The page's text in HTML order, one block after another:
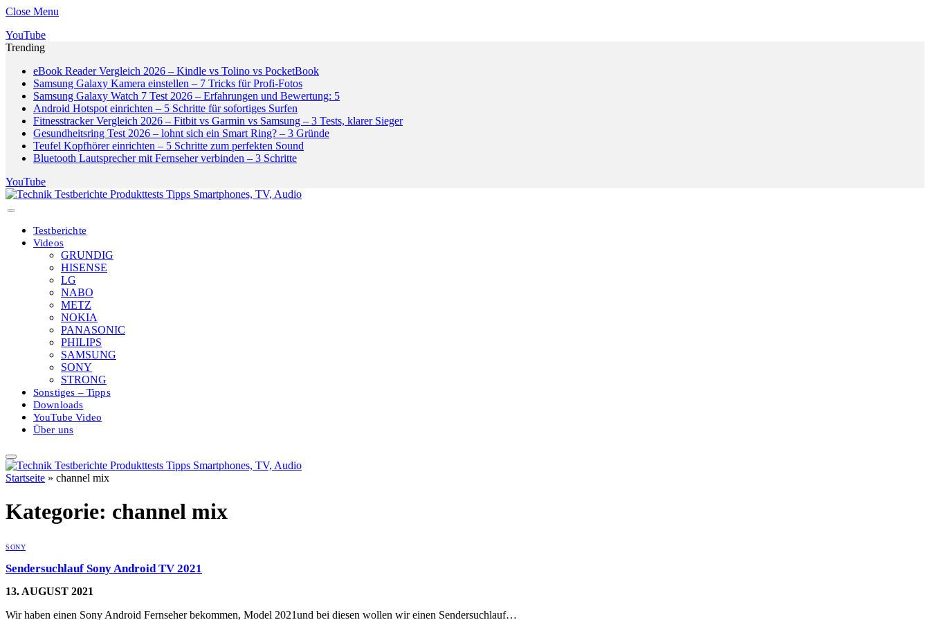
Close Menu
YouTube
Trending
eBook Reader Vergleich 2026 – Kindle vs Tolino vs PocketBook
Samsung Galaxy Kamera einstellen – 7 Tricks für Profi-Fotos
Samsung Galaxy Watch 7 Test 2026 – Erfahrungen und Bewertung: 5
Android Hotspot einrichten – 5 Schritte für sofortiges Surfen
Fitnesstracker Vergleich 2026 – Fitbit vs Garmin vs Samsung – 3 Tests, klarer Sieger
Gesundheitsring Test 2026 – lohnt sich ein Smart Ring? – 3 Gründe
Teufel Kopfhörer einrichten – 5 Schritte zum perfekten Sound
Bluetooth Lautsprecher mit Fernseher verbinden – 3 Schritte
YouTube
Testberichte
Videos
GRUNDIG
HISENSE
LG
NABO
METZ
NOKIA
PANASONIC
PHILIPS
SAMSUNG
SONY
STRONG
Sonstiges – Tipps
Downloads
YouTube Video
Über uns
Startseite » channel mix
Kategorie: channel mix
SONY
Sendersuchlauf Sony Android TV 2021
13. AUGUST 2021
Wir haben einen Sony Android Fernseher bekommen, Model 2021und bei diesen wollen wir einen Sendersuchlauf…